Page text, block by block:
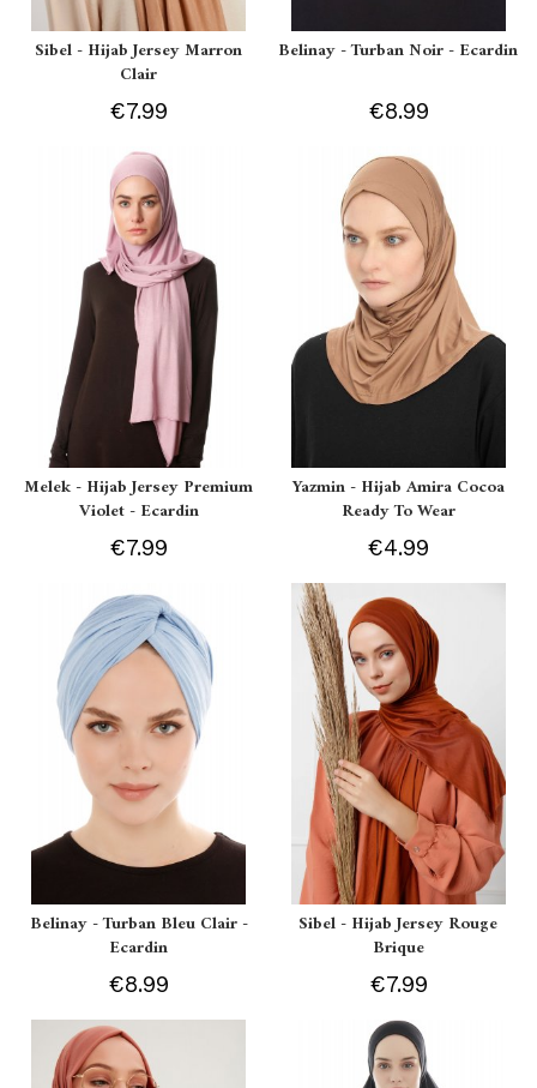
Sibel - Hijab Jersey Marron
Clair
€7.99
Belinay - Turban Noir - Ecardin
€8.99
Melek - Hijab Jersey Premium
Violet - Ecardin
€7.99
Yazmin - Hijab Amira Cocoa
Ready To Wear
€4.99
Belinay - Turban Bleu Clair -
Ecardin
€8.99
Sibel - Hijab Jersey Rouge
Brique
€7.99